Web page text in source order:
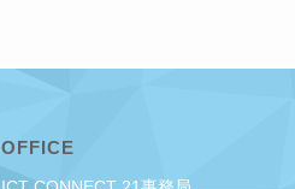
OFFICE